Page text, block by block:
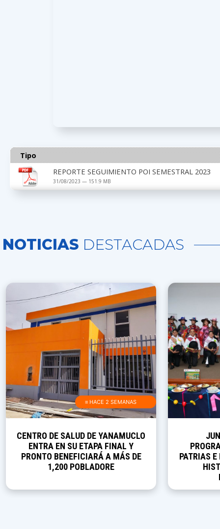
Tipo
REPORTE SEGUIMIENTO POI SEMESTRAL 2023
31/08/2023 — 151.9 MB
NOTICIAS DESTACADAS
≡ HACE 2 SEMANAS
CENTRO DE SALUD DE YANAMUCLO
ENTRA EN SU ETAPA FINAL Y
PRONTO BENEFICIARÁ A MÁS DE
1,200 POBLADORE
PATRIAS